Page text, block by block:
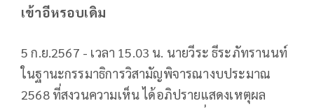
เข้าอีหรอบเดิม
5 ก.ย.2567 - เวลา 15.03 น. นายวีระ ธีระภัทรานนท์
ในฐานะกรรมาธิการวิสามัญพิจารณางบประมาณ
2568 ที่สงวนความเห็น ได้อภิปรายแสดงเหตุผล